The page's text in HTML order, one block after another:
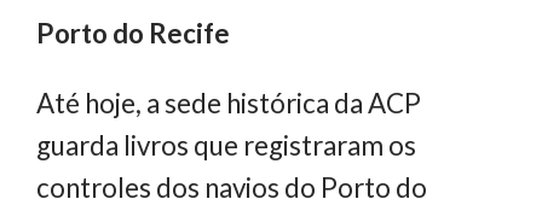
Porto do Recife
Até hoje, a sede histórica da ACP
guarda livros que registraram os
controles dos navios do Porto do